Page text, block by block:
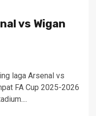
vs Wigan
laga Arsenal vs
FA Cup 2025-2026